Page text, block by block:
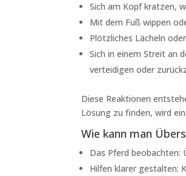
Sich am Kopf kratzen,
Mit dem Fuß wippen
Plötzliches Lächeln
Sich in einem Streit an
verteidigen oder
Diese Reaktionen
Lösung zu finden, wird
Wie kann man
Das Pferd beobachten:
Hilfen klarer gestalten: